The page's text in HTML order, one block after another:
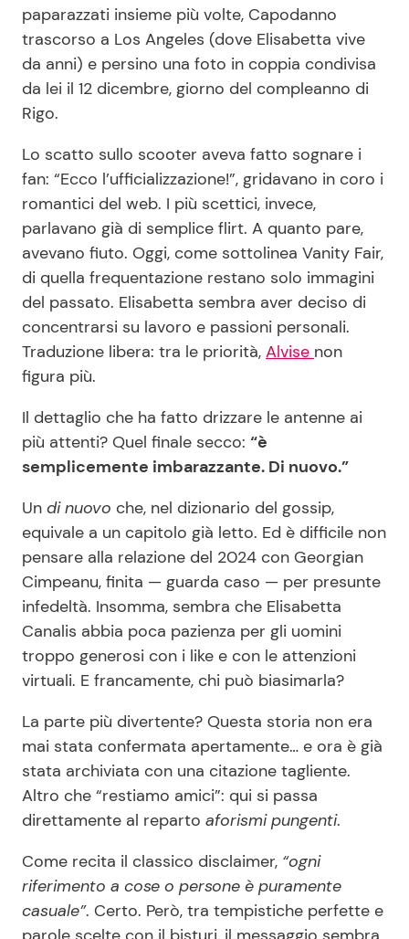
paparazzati insieme più volte, Capodanno
trascorso a Los Angeles (dove Elisabetta vive
da anni) e persino una foto in coppia condivisa
da lei il 12 dicembre, giorno del compleanno di
Rigo.
Lo scatto sullo scooter aveva fatto sognare i
fan: “Ecco l’ufficializzazione!”, gridavano in coro i
romantici del web. I più scettici, invece,
parlavano già di semplice flirt. A quanto pare,
avevano fiuto. Oggi, come sottolinea Vanity Fair,
di quella frequentazione restano solo immagini
del passato. Elisabetta sembra aver deciso di
concentrarsi su lavoro e passioni personali.
Traduzione libera: tra le priorità, Alvise non
figura più.
Il dettaglio che ha fatto drizzare le antenne ai
più attenti? Quel finale secco: “è
semplicemente imbarazzante. Di nuovo.”
Un di nuovo che, nel dizionario del gossip,
equivale a un capitolo già letto. Ed è difficile non
pensare alla relazione del 2024 con Georgian
Cimpeanu, finita — guarda caso — per presunte
infedeltà. Insomma, sembra che Elisabetta
Canalis abbia poca pazienza per gli uomini
troppo generosi con i like e con le attenzioni
virtuali. E francamente, chi può biasimarla?
La parte più divertente? Questa storia non era
mai stata confermata apertamente… e ora è già
stata archiviata con una citazione tagliente.
Altro che “restiamo amici”: qui si passa
direttamente al reparto aforismi pungenti.
Come recita il classico disclaimer, “ogni
riferimento a cose o persone è puramente
casuale”. Certo. Però, tra tempistiche perfette e